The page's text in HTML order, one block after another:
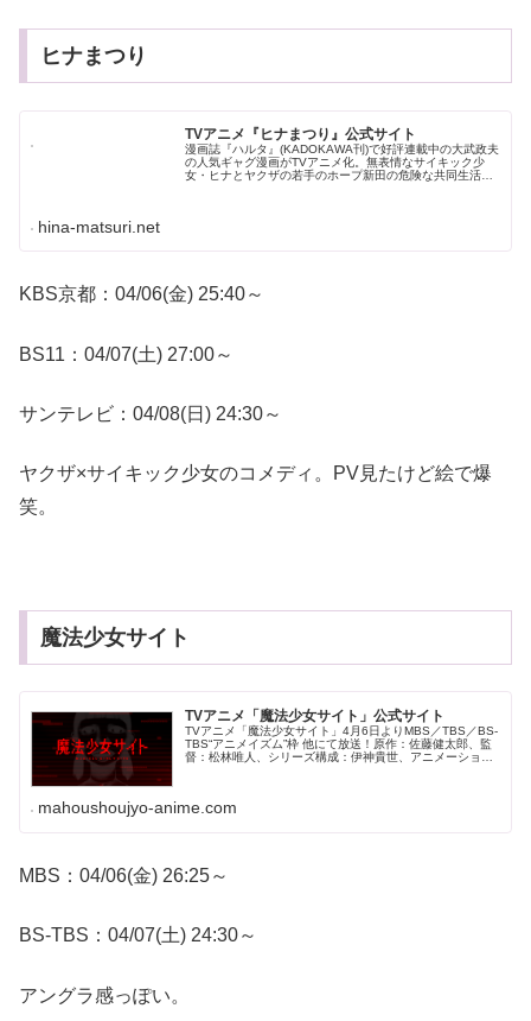
ヒナまつり
TVアニメ『ヒナまつり』公式サイト
漫画誌『ハルタ』(KADOKAWA刊)で好評連載中の大武政夫
の人気ギャグ漫画がTVアニメ化。無表情なサイキック少
女・ヒナとヤクザの若手のホープ新田の危険な共同生活が
hina-matsuri.net
KBS京都：04/06(金) 25:40～
BS11：04/07(土) 27:00～
サンテレビ：04/08(日) 24:30～
ヤクザ×サイキック少女のコメディ。PV見たけど絵で爆
笑。
魔法少女サイト
TVアニメ「魔法少女サイト」公式サイト
TVアニメ「魔法少女サイト」4月6日よりMBS／TBS／BS-
TBS“アニメイズム”枠 他にて放送！原作：佐藤健太郎、監
督：松林唯人、シリーズ構成：伊神貴世、アニメーション
mahoushoujyo-anime.com
MBS：04/06(金) 26:25～
BS-TBS：04/07(土) 24:30～
アングラ感っぽい。